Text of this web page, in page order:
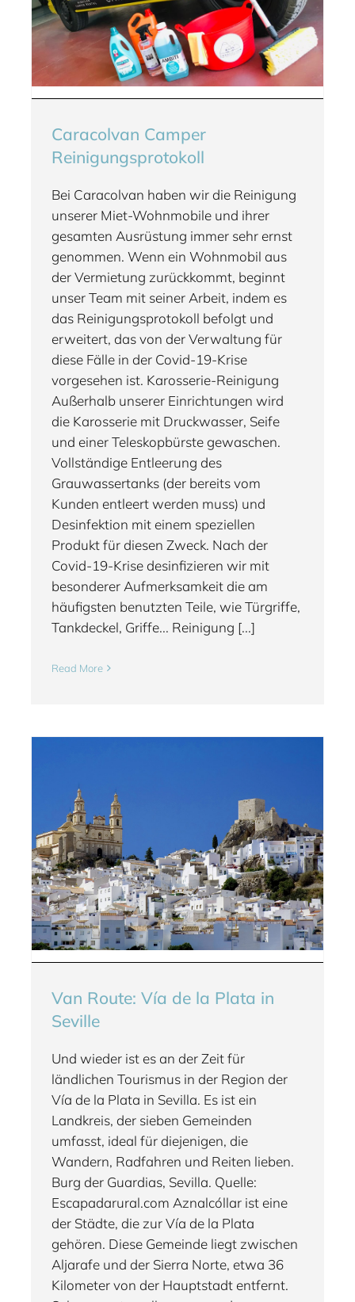
Caracolvan Camper
Reinigungsprotokoll
Bei Caracolvan haben wir die Reinigung
unserer Miet-Wohnmobile und ihrer
gesamten Ausrüstung immer sehr ernst
genommen. Wenn ein Wohnmobil aus
der Vermietung zurückkommt, beginnt
unser Team mit seiner Arbeit, indem es
das Reinigungsprotokoll befolgt und
erweitert, das von der Verwaltung für
diese Fälle in der Covid-19-Krise
vorgesehen ist. Karosserie-Reinigung
Außerhalb unserer Einrichtungen wird
die Karosserie mit Druckwasser, Seife
und einer Teleskopbürste gewaschen.
Vollständige Entleerung des
Grauwassertanks (der bereits vom
Kunden entleert werden muss) und
Desinfektion mit einem speziellen
Produkt für diesen Zweck. Nach der
Covid-19-Krise desinfizieren wir mit
besonderer Aufmerksamkeit die am
häufigsten benutzten Teile, wie Türgriffe,
Tankdeckel, Griffe... Reinigung [...]
Read More
Van Route: Vía de la Plata in
Seville
Und wieder ist es an der Zeit für
ländlichen Tourismus in der Region der
Vía de la Plata in Sevilla. Es ist ein
Landkreis, der sieben Gemeinden
umfasst, ideal für diejenigen, die
Wandern, Radfahren und Reiten lieben.
Burg der Guardias, Sevilla. Quelle:
Escapadarural.com Aznalcóllar ist eine
der Städte, die zur Vía de la Plata
gehören. Diese Gemeinde liegt zwischen
Aljarafe und der Sierra Norte, etwa 36
Kilometer von der Hauptstadt entfernt.